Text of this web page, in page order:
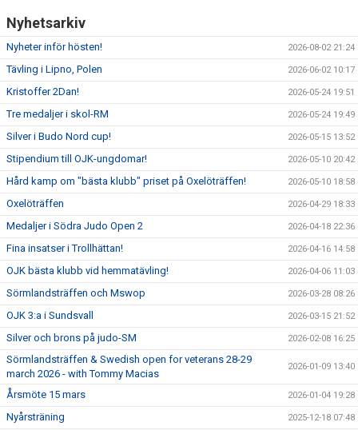
SPONSORER
MEDLEMSKAP
KALENDER
WEBSHOP
Nyhetsarkiv
Nyheter inför hösten! 2026-08-02 21:24
Tävling i Lipno, Polen 2026-06-02 10:17
Kristoffer 2Dan! 2026-05-24 19:51
Tre medaljer i skol-RM 2026-05-24 19:49
Silver i Budo Nord cup! 2026-05-15 13:52
Stipendium till OJK-ungdomar! 2026-05-10 20:42
Hård kamp om "bästa klubb" priset på Oxelöträffen! 2026-05-10 18:58
Oxelöträffen 2026-04-29 18:33
Medaljer i Södra Judo Open 2 2026-04-18 22:36
Fina insatser i Trollhättan! 2026-04-16 14:58
OJK bästa klubb vid hemmatävling! 2026-04-06 11:03
Sörmlandsträffen och Mswop 2026-03-28 08:26
OJK 3:a i Sundsvall 2026-03-15 21:52
Silver och brons på judo-SM 2026-02-08 16:25
Sörmlandsträffen & Swedish open for veterans 28-29
march 2026 - with Tommy Macias
2026-01-09 13:40
Årsmöte 15 mars 2026-01-04 19:28
Nyårsträning 2025-12-18 07:48